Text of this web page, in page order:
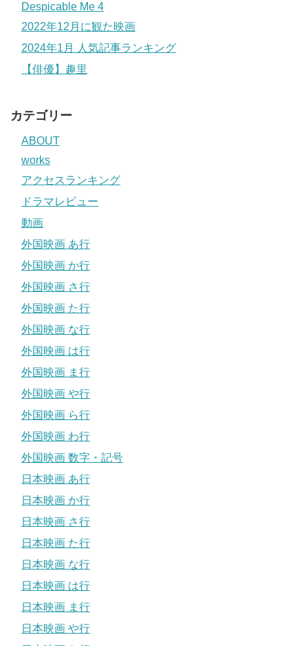
Despicable Me 4
2022年12月に観た映画
2024年1月 人気記事ランキング
【俳優】趣里
カテゴリー
ABOUT
works
アクセスランキング
ドラマレビュー
動画
外国映画 あ行
外国映画 か行
外国映画 さ行
外国映画 た行
外国映画 な行
外国映画 は行
外国映画 ま行
外国映画 や行
外国映画 ら行
外国映画 わ行
外国映画 数字・記号
日本映画 あ行
日本映画 か行
日本映画 さ行
日本映画 た行
日本映画 な行
日本映画 は行
日本映画 ま行
日本映画 や行